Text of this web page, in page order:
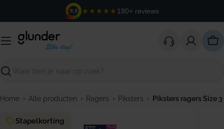
inhoud
9,3 ★★★★★ 180+ reviews
Zoeken
Home › Alle producten › Ragers › Piksters › Piksters ragers Size
Stapelkorting